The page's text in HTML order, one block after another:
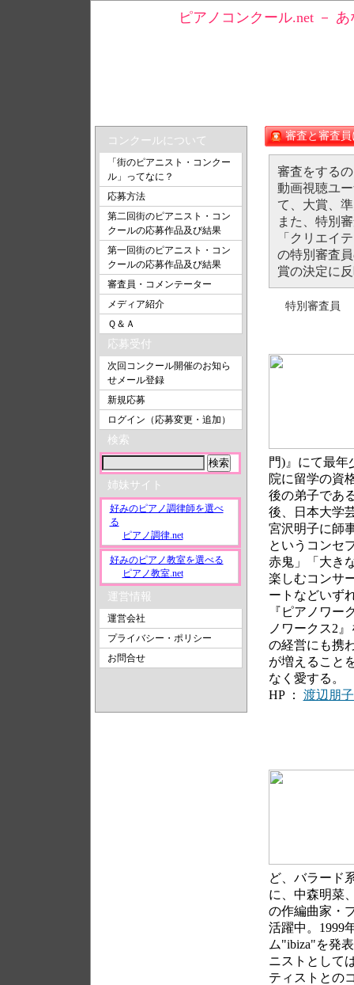
ピアノコンクール.net －
審査と審査員
審査をする
動画視聴ユ
て、大賞、
また、特別
「クリエイ
の特別審査
賞の決定に
特別審査員
門)』にて最年
院に留学の資
後の弟子であ
後、日本大学
宮沢明子に師
というコンセ
赤鬼」「大き
楽しむコンサ
ートなどいず
『ピアノワー
ノワークス2
の経営にも携
が増えること
なく愛する。
HP ： 渡辺朋
ど、バラード
に、中森明菜
の作編曲家・
活躍中。1999
ム"ibiza"を発
ニストとして
ティストとの
コンクールについて
「街のピアニスト・コンクー
ル」ってなに？
応募方法
第二回街のピアニスト・コン
クールの応募作品及び結果
第一回街のピアニスト・コン
クールの応募作品及び結果
審査員・コメンテーター
メディア紹介
Ｑ＆Ａ
応募受付
次回コンクール開催のお知ら
せメール登録
新規応募
ログイン（応募変更・追加）
検索
姉妹サイト
好みのピアノ調律師を選べ
る
ピアノ調律.net
好みのピアノ教室を選べる
ピアノ教室.net
運営情報
運営会社
プライバシー・ポリシー
お問合せ